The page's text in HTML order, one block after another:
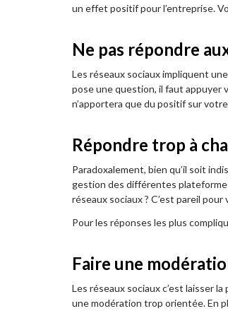
un effet positif pour l’entreprise.
Ne pas répondre
Les réseaux sociaux impliquent
pose une question, il faut appuyer
n’apportera que du positif sur
Répondre trop à
Paradoxalement, bien qu’il soit
gestion des différentes
réseaux sociaux ? C’est pareil
Pour les réponses les plus
Faire une
Les réseaux sociaux c’est laisser
une modération trop orientée. En